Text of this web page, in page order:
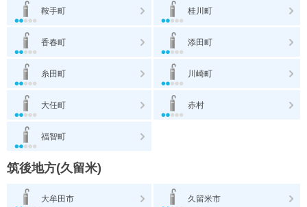
鞍手町 桂川町
香春町 添田町
糸田町 川崎町
大任町 赤村
福智町
筑後地方(久留米)
大牟田市 久留米市